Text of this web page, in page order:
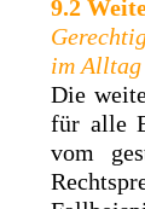
9.2
im Alltag
Die
für alle
vom